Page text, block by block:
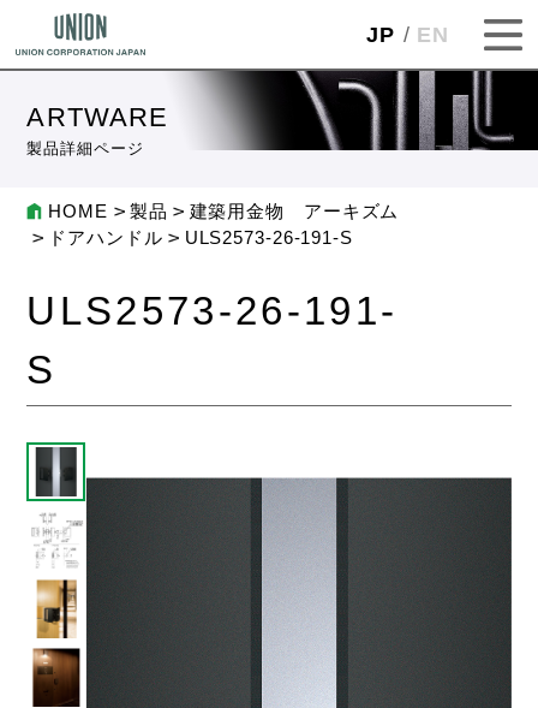
JP EN
ARTWARE
製品詳細ページ
HOME 製品
建築用金物 アーキズム
ドアハンドル
ULS2573-26-191-S
ULS2573-26-191-
S